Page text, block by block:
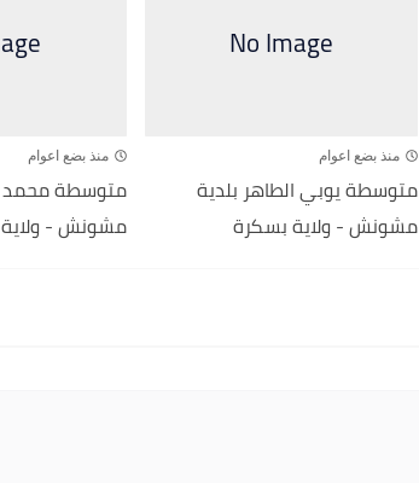
منذ بضع اعوام
متوسطة يوبي الطاهر بلدية
مشونش - ولاية بسكرة
منذ بضع اعوام
متوسطة محمد
مشونش -